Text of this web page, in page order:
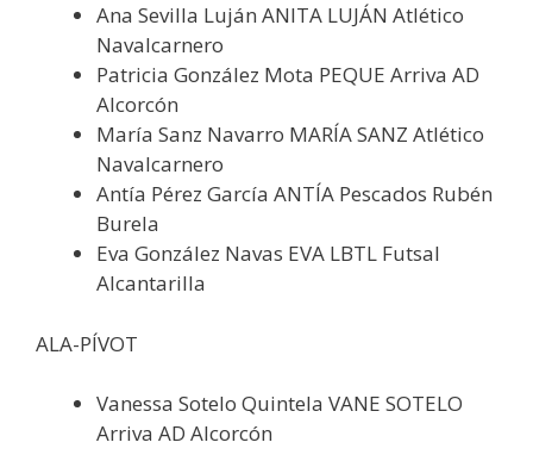
Ana Sevilla Luján ANITA LUJÁN Atlético
Navalcarnero
Patricia González Mota PEQUE Arriva AD
Alcorcón
María Sanz Navarro MARÍA SANZ Atlético
Navalcarnero
Antía Pérez García ANTÍA Pescados Rubén
Burela
Eva González Navas EVA LBTL Futsal
Alcantarilla
ALA-PÍVOT
Vanessa Sotelo Quintela VANE SOTELO
Arriva AD Alcorcón